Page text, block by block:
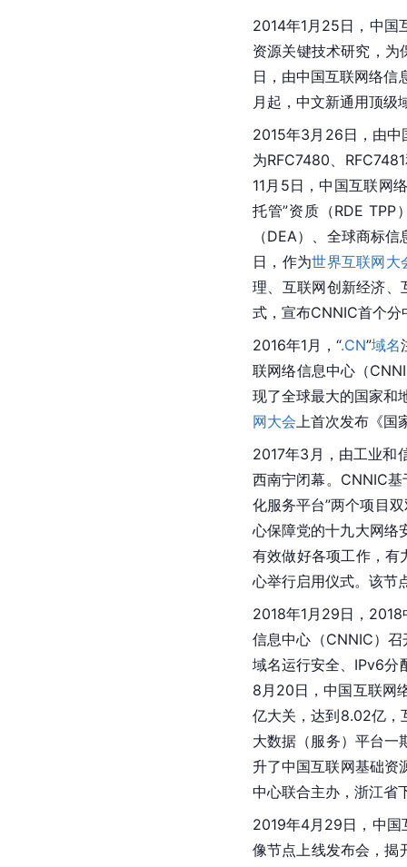
2014年1月25日，中国
资源关键技术研究，为
日，由中国互联网络信
月起，中文新通用顶级
2015年3月26日，由中
为RFC7480、
11月5日，中国互联网
托管”资质（RDE TPP
（DEA）、全球商标
日，作为世界互联网大
理、互联网创新经济
式，宣布CNNIC首个分
2016年1月，“.CN”域名
联网络信息中心（
现了全球最大的国家和
网大会上首次发布《国
2017年3月，由工业和
西南宁闭幕。CNNIC基
化服务平台”两个项目
心保障党的十九大网络
有效做好各项工作，
心举行启用仪式。该节
2018年1月29日，
信息中心（CNNIC）
域名运行安全、IPv6分
8月20日，中国互联网
亿大关，达到8.02亿，
大数据（服务）平台一
升了中国互联网基础资
中心联合主办，浙江省
2019年4月29日，中国
像节点上线发布会，揭